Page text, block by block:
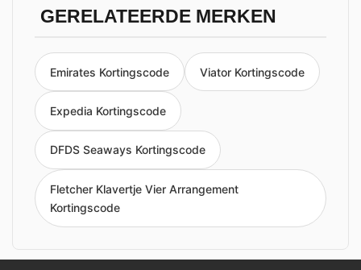
GERELATEERDE MERKEN
Emirates Kortingscode Viator Kortingscode
Expedia Kortingscode
DFDS Seaways Kortingscode
Fletcher Klavertje Vier Arrangement
Kortingscode